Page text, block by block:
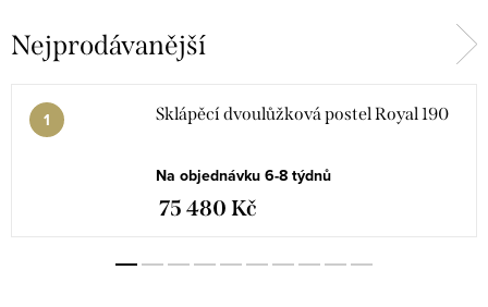
Nejprodávanější
Sklápěcí dvoulůžková postel Royal 190
Na objednávku 6-8 týdnů
75 480 Kč